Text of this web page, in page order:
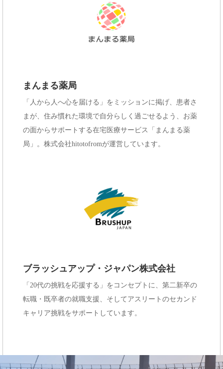
まんまる薬局
「人から人へ心を届ける」をミッションに掲げ、患者さ
まが、​住み慣れた環境で自分らしく過ごせるよう、お薬
の面からサポートする在宅医療サービス「まんまる薬
局」。株式会社hitotofromが運営しています。
ブラッシュアップ・ジャパン株式会社
「20代の挑戦を応援する」をコンセプトに、第二新卒の
転職・既卒者の就職支援、そしてアスリートのセカンド
キャリア挑戦をサポートしています。